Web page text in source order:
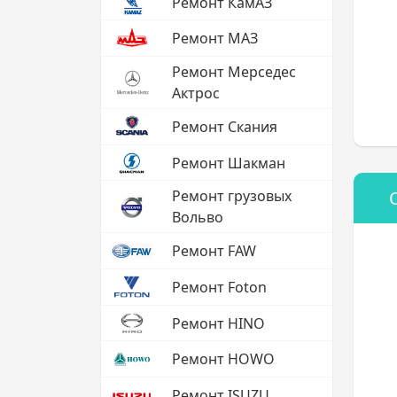
Ремонт МАЗ
Ремонт Мерседес
Актрос
Ремонт Скания
Ремонт Шакман
Ремонт грузовых
Вольво
Ремонт FAW
Ремонт Foton
Ремонт HINO
Ремонт HOWO